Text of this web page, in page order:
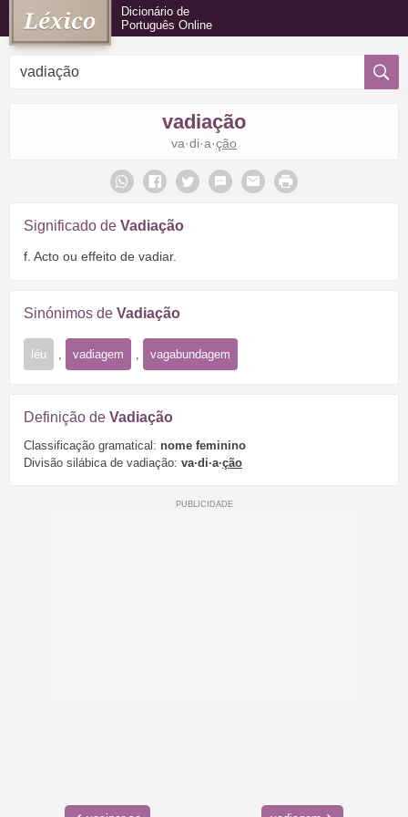
Dicionário de
Português Online
vadiação
va·di·a·ção
Significado de Vadiação
f. Acto ou effeito de vadiar.
Sinónimos de Vadiação
léu vadiagem vagabundagem
Definição de Vadiação
Classificação gramatical: nome feminino
Divisão silábica de vadiação: va·di·a·ção